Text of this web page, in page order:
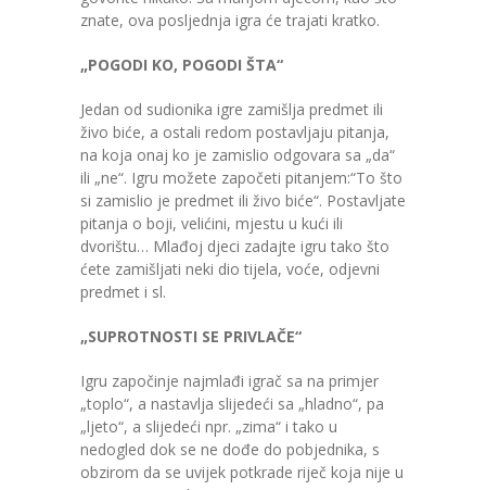
znate, ova posljednja igra će trajati kratko.
„POGODI KO, POGODI ŠTA“
Jedan od sudionika igre zamišlja predmet ili
živo biće, a ostali redom postavljaju pitanja,
na koja onaj ko je zamislio odgovara sa „da“
ili „ne“. Igru možete započeti pitanjem:“To što
si zamislio je predmet ili živo biće“. Postavljate
pitanja o boji, velićini, mjestu u kući ili
dvorištu… Mlađoj djeci zadajte igru tako što
ćete zamišljati neki dio tijela, voće, odjevni
predmet i sl.
„SUPROTNOSTI SE PRIVLAČE“
Igru započinje najmlađi igrač sa na primjer
„toplo“, a nastavlja slijedeći sa „hladno“, pa
„ljeto“, a slijedeći npr. „zima“ i tako u
nedogled dok se ne dođe do pobjednika, s
obzirom da se uvijek potkrade riječ koja nije u